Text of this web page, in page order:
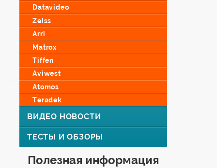
Datavideo
Zeiss
Arri
Matrox
Tiffen
Aviwest
Atomos
Teradek
ВИДЕО НОВОСТИ
ТЕСТЫ И ОБЗОРЫ
Полезная информация